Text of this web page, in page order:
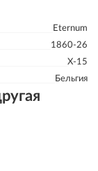
Eternum
1860-26
X-15
Бельгия